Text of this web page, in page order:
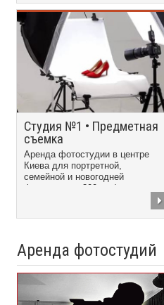
Студия №1 • Предметная
съемка
Аренда фотостудии в центре
Киева для портретной,
семейной и новогодней
фотосъемки. 300 грн/час
Аренда фотостудий